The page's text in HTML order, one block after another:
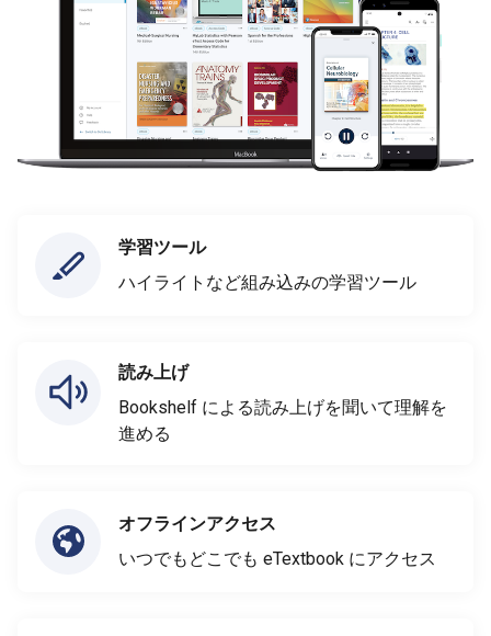
学習ツール
ハイライトなど組み込みの学習ツール
読み上げ
Bookshelf による読み上げを聞いて理解を
進める
オフラインアクセス
いつでもどこでも eTextbook にアクセス